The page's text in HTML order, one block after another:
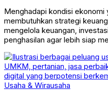
Menghadapi kondisi ekonomi
membutuhkan strategi
mengelola keuangan,
penghasilan agar lebih siap
Usaha & Wirausaha